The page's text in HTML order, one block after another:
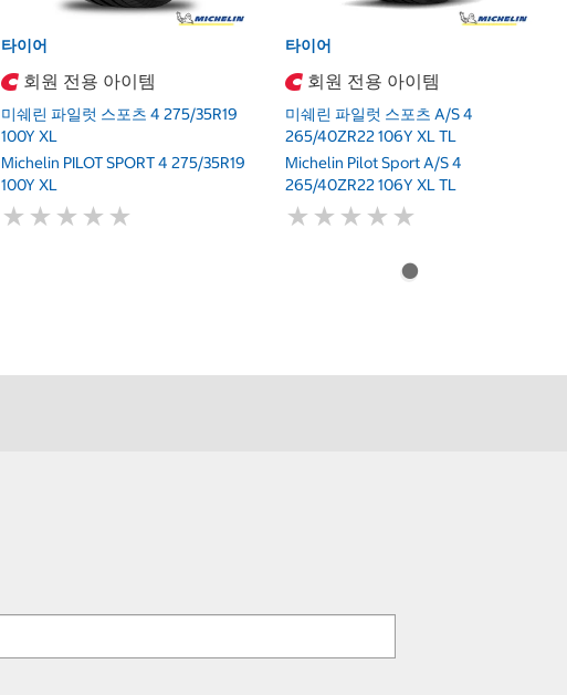
타이어
회원 전용 아이템
미쉐린 파일럿 스포츠 4 275/35R19
100Y XL
Michelin PILOT SPORT 4 275/35R19
100Y XL
★ ★ ★ ★ ★
★ ★ ★ ★ ★
타이어
회원 전용 아이템
미쉐린 파일럿 스포츠 A/S 4
265/40ZR22 106Y XL TL
Michelin Pilot Sport A/S 4
265/40ZR22 106Y XL TL
★ ★ ★ ★ ★
★ ★ ★ ★ ★